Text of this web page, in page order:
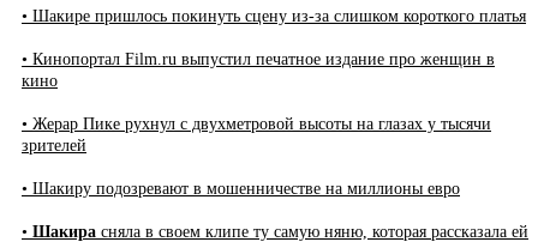
• Шакире пришлось покинуть сцену из-за слишком короткого платья
• Кинопортал Film.ru выпустил печатное издание про женщин в
кино
• Жерар Пике рухнул с двухметровой высоты на глазах у тысячи
зрителей
• Шакиру подозревают в мошенничестве на миллионы евро
• Шакира сняла в своем клипе ту самую няню, которая рассказала ей